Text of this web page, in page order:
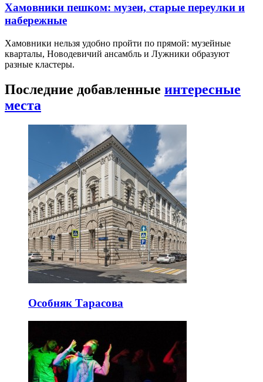
Хамовники пешком: музеи, старые переулки и
набережные
Хамовники нельзя удобно пройти по прямой: музейные
кварталы, Новодевичий ансамбль и Лужники образуют
разные кластеры.
Последние добавленные интересные
места
Особняк Тарасова